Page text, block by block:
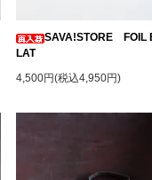
SAVA!STORE
LAT
4,500円(税込4,950円)